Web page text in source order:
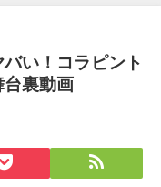
い！コラピント
台裏動画